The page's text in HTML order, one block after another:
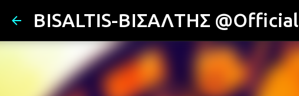
BISALTIS-ΒΙΣΑΛΤΗΣ @Official